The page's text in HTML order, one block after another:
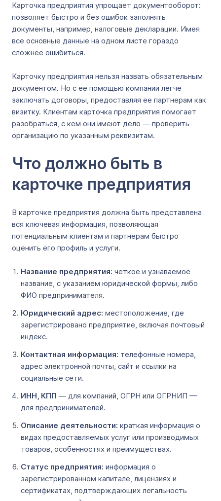
Карточка предприятия упрощает документооборот:
позволяет быстро и без ошибок заполнять
документы, например, налоговые декларации. Имея
все основные данные на одном листе гораздо
сложнее ошибиться.
Карточку предприятия нельзя назвать обязательным
документом. Но с ее помощью компании легче
заключать договоры, предоставляя ее партнерам как
визитку. Клиентам карточка предприятия помогает
разобраться, с кем они имеют дело — проверить
организацию по указанным реквизитам.
Что должно быть в
карточке предприятия
В карточке предприятия должна быть представлена
вся ключевая информация, позволяющая
потенциальным клиентам и партнерам быстро
оценить его профиль и услуги.
Название предприятия: четкое и узнаваемое
название, с указанием юридической формы, либо
ФИО предпринимателя.
Юридический адрес: местоположение, где
зарегистрировано предприятие, включая почтовый
индекс.
Контактная информация: телефонные номера,
адрес электронной почты, сайт и ссылки на
социальные сети.
ИНН, КПП — для компаний, ОГРН или ОГРНИП —
для предпринимателей.
Описание деятельности: краткая информация о
видах предоставляемых услуг или производимых
товаров, особенностях и преимуществах.
Статус предприятия: информация о
зарегистрированном капитале, лицензиях и
сертификатах, подтверждающих легальность